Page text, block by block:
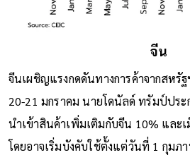
จีน
จีนเผชิญแรงกดดันทางการค้าจากสหรั
20-21 มกราคม นายโดนัลด์ ทรัมป์ปร
นำเข้าสินค้าเพิ่มเติมกับจีน 10% และ
โดยอาจเริ่มบังคับใช้ตั้งแต่วันที่ 1 กุมภ